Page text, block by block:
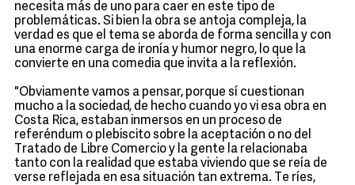
necesita más de uno para caer en este tipo de
problemáticas. Si bien la obra se antoja compleja, la
verdad es que el tema se aborda de forma sencilla y con
una enorme carga de ironía y humor negro, lo que la
convierte en una comedia que invita a la reflexión.
"Obviamente vamos a pensar, porque sí cuestionan
mucho a la sociedad, de hecho cuando yo vi esa obra en
Costa Rica, estaban inmersos en un proceso de
referéndum o plebiscito sobre la aceptación o no del
Tratado de Libre Comercio y la gente la relacionaba
tanto con la realidad que estaba viviendo que se reía de
verse reflejada en esa situación tan extrema. Te ríes,